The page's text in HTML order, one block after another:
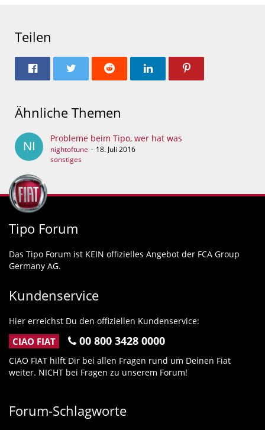
Teilen
Ähnliche Themen
Probleme beim Tipo, wer hat was
nightoftune
18. Juli 2016
sonstiges
Tipo Forum
Das Tipo Forum ist KEIN offizielles Angebot der FCA Group
Germany AG.
Kundenservice
Hier erreichst Du den offiziellen Kundenservice:
CIAO FIAT 00 800 3428 0000
CIAO FIAT hilft Dir bei allen Fragen rund um Deinen Fiat
weiter. NICHT bei Fragen zu unserem Forum!
Forum-Schlagworte